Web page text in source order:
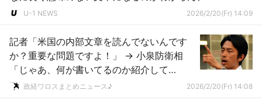
U-1 NEWS 2026/2/20(Fr) 14:09
記者「米国の内部文章を読んでないんです
か？重要な問題ですよ！」 → 小泉防衛相
「じゃあ、何が書いてるのか紹介して
よ？」 → 記者の回答がコチラ → ｗｗｗｗ
政経ワロスまとめニュース♪ 2026/2/20(Fr) 14:08